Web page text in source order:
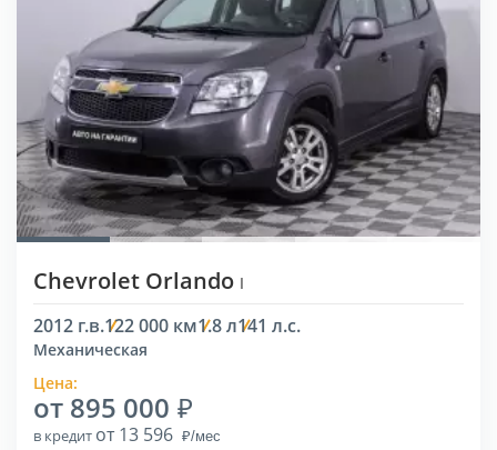
Chevrolet Orlando I
2012 г.в.122 000 км1.8 л141 л.с.
Механическая
Цена:
от 895 000
в кредит от 13 596